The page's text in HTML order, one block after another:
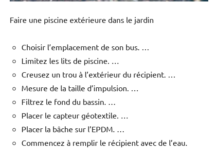
Faire une piscine extérieure dans le jardin
Choisir l’emplacement de son bus. …
Limitez les lits de piscine. …
Creusez un trou à l’extérieur du récipient. …
Mesure de la taille d’impulsion. …
Filtrez le fond du bassin. …
Placer le capteur géotextile. …
Placer la bâche sur l’EPDM. …
Commencez à remplir le récipient avec de l’eau.